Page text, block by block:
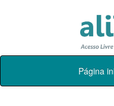
Skip
Página